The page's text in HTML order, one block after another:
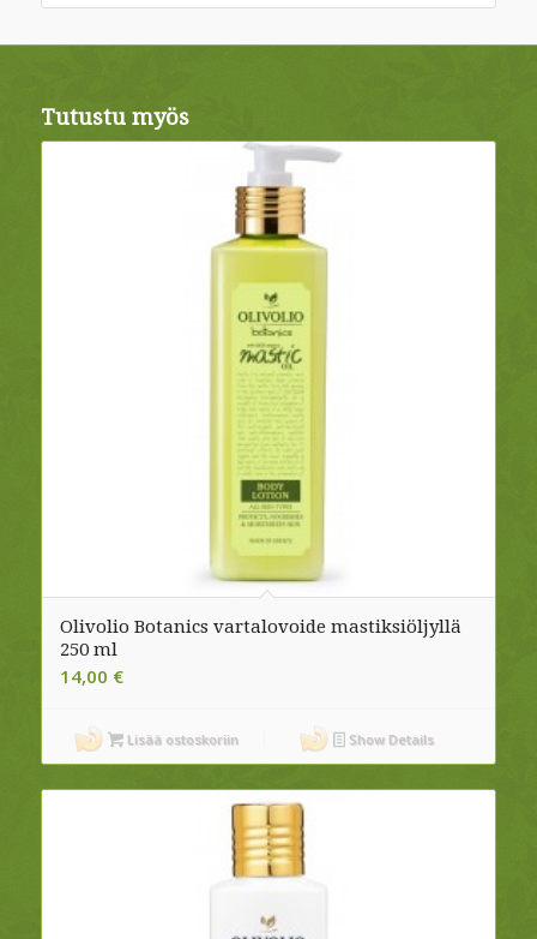
Tutustu myös
Olivolio Botanics vartalovoide mastiksiöljyllä
250 ml
14,00 €
Lisää ostoskoriin Show Details